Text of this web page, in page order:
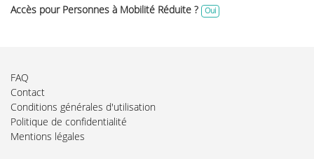
Accès pour Personnes à Mobilité Réduite ? Oui
FAQ
Contact
Conditions générales d'utilisation
Politique de confidentialité
Mentions légales